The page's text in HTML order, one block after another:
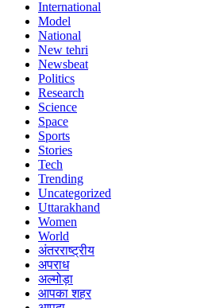
International
Model
National
New tehri
Newsbeat
Politics
Research
Science
Space
Sports
Stories
Tech
Trending
Uncategorized
Uttarakhand
Women
World
अंतरराष्ट्रीय
अपराध
अल्मोड़ा
आपका शहर